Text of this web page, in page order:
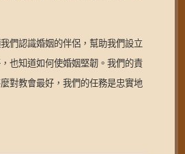
們認識婚姻的伴侶，幫助我們設立
也知道如何使婚姻堅韌。我們的責
對教會最好，我們的任務是忠實地